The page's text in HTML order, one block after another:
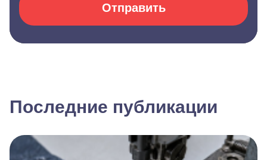
Отправить
Последние публикации